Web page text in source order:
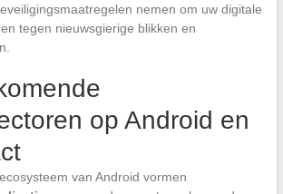
nemen om uw digitale
tegen nieuwsgierige blikken en
op Android en
van Android vormen